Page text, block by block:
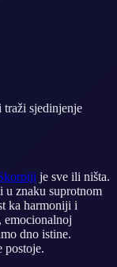
traži sjedinjenje
je sve ili ništa.
u znaku suprotnom
ka harmoniji i
emocionalnoj
dno istine.
postoje.